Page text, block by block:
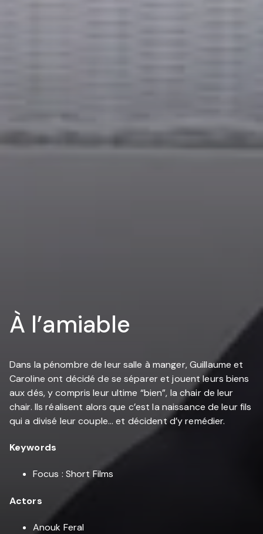
À l’amiable
Dans la pénombre de leur salle à manger, Guillaume et
Caroline ont décidé de se séparer et jouent leurs biens
aux dés, y compris leur ultime “bien”, la chair de leur
chair. Ils réalisent alors que c’est la naissance de leur fils
qui a divisé leur couple... et décident d’y remédier.
Keywords
Focus : Short Films
Actors
Anouk Feral